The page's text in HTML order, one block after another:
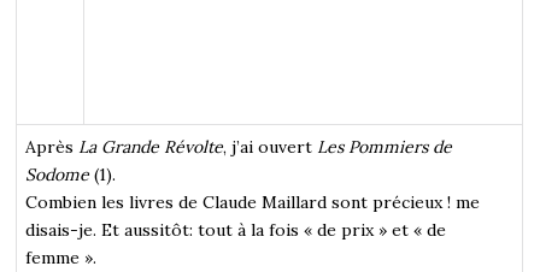
Après La Grande Révolte, j’ai ouvert Les Pommiers de
Sodome (1).
Combien les livres de Claude Maillard sont précieux ! me
disais-je. Et aussitôt: tout à la fois « de prix » et « de
femme ».